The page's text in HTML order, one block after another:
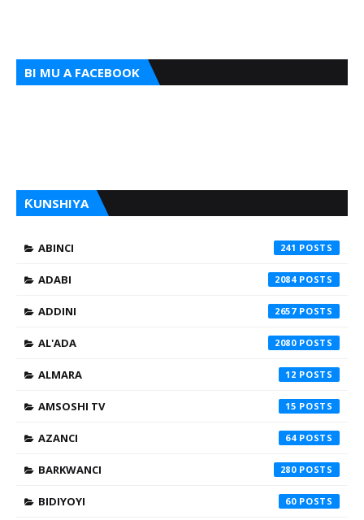
BI MU A FACEBOOK
ƘUNSHIYA
ABINCI 241
ADABI 2084
ADDINI 2657
AL'ADA 2080
ALMARA 12
AMSOSHI TV 15
AZANCI 64
BARKWANCI 280
BIDIYOYI 60